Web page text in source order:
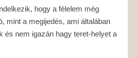
hogy a félelem még
mint a megijedés, ami általában
és nem igazán hagy teret-helyet a